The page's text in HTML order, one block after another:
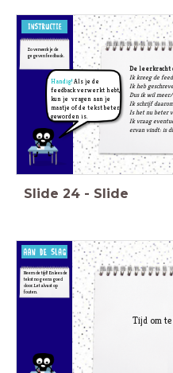
Zo verwerk je de
gegeven feedback.
Handig! Als je de
feedback verwerkt hebt,
kun je vragen aan je
maatje of de tekst beter
geworden is.
De leerkracht
Ik kreeg de
Ik heb
Dus ik wil
Ik schrijf
Is het nu beter
Ik vraag
ervan vindt: is
Slide 24 - Slide
Neem de tijd! En lees de
tekst nog eens goed
door. Let alvast op
fouten.
Tijd om